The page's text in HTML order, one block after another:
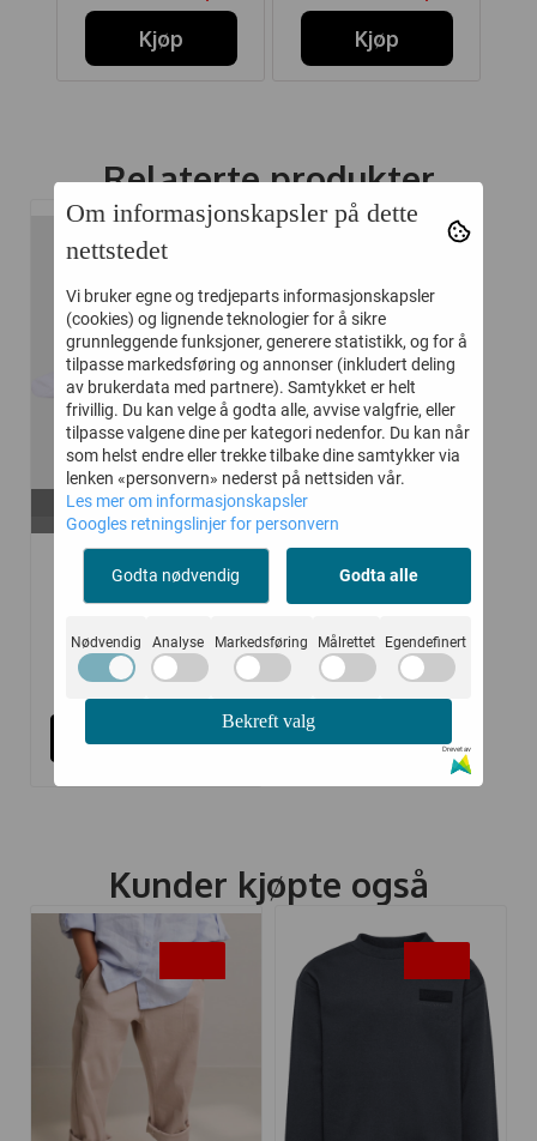
Kjøp
Kjøp
Relaterte produkter
På lager i
28-31
HUMMEL SOKKER 3
PACK BEE ...
200,- 150,-
Kunder kjøpte også
Om informasjonskapsler på dette
nettstedet
Vi bruker egne og tredjeparts informasjonskapsler
(cookies) og lignende teknologier for å sikre
grunnleggende funksjoner, generere statistikk, og for å
tilpasse markedsføring og annonser (inkludert deling
av brukerdata med partnere). Samtykket er helt
frivillig. Du kan velge å godta alle, avvise valgfrie, eller
tilpasse valgene dine per kategori nedenfor. Du kan når
som helst endre eller trekke tilbake dine samtykker via
lenken «personvern» nederst på nettsiden vår.
Les mer om informasjonskapsler
Googles retningslinjer for personvern
Godta nødvendig Godta alle
Nødvendig Analyse Markedsføring Målrettet Egendefinert
Bekreft valg
Drevet av